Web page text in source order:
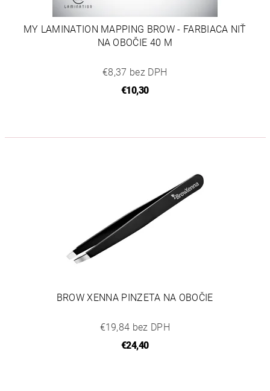
MY LAMINATION MAPPING BROW - FARBIACA NIŤ
NA OBOČIE 40 M
€8,37 bez DPH
€10,30
BROW XENNA PINZETA NA OBOČIE
€19,84 bez DPH
€24,40